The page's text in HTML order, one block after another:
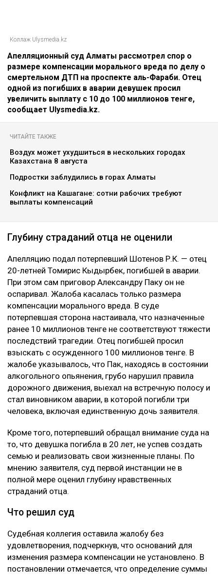
Коллаж Ulysmedia.kz
Апелляционный суд Алматы рассмотрел спор о
размере компенсации морального вреда по делу о
одной из погибших в аварии девушек просил
увеличить выплату с 10 до 100 миллионов тенге,
сообщает Ulysmedia.kz.
Воздух может ухудшиться в нескольких городах
Казахстана 8 августа
Подростки заблудились в горах Алматы
Конфликт на Кашагане: сотни рабочих требуют
выплаты компенсаций
Глубину страданий отца не оценили
Апелляцию подал потерпевший Шотенов Р.К. — отец
20-летней Томирис Кыдырбек, погибшей в аварии.
При этом сам приговор Александру Паку он не
оспаривал. Жалоба касалась только размера
компенсации морального вреда. В суде
потерпевшая сторона настаивала, что назначенные
последствий трагедии. Отец погибшей просил
взыскать с осужденного 100 миллионов тенге. В
жалобе указывалось, что Пак, находясь в состоянии
алкогольного опьянения, грубо нарушил правила
дорожного движения, выехал на встречную полосу и
стал виновником аварии, в которой погибли три
то, что девушка погибла в 20 лет, не успев создать
семью и реализовать свои жизненные планы. По
мнению заявителя, суд первой инстанции не в
полной мере оценил глубину нравственных